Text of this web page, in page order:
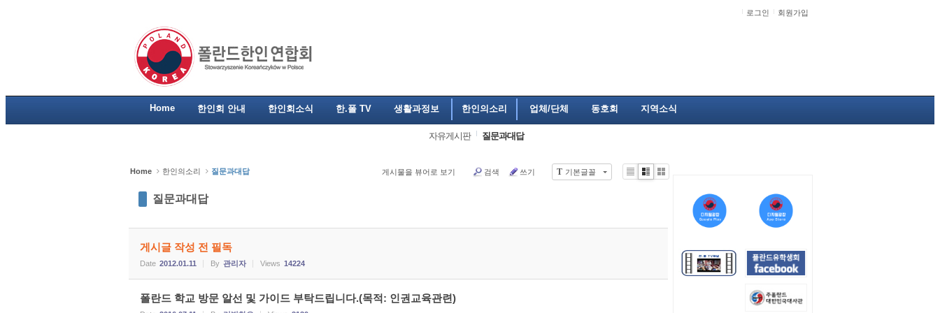
로그인 회원가입
Home 한인회 안내 한인회소식 한.폴 TV 생활과정보 한인의소리 업체/단체 동호회 지역소식
자유게시판 질문과대답
Home 한인의소리 질문과대답 T 기본글꼴
게시물을 뷰어로 보기 검색 쓰기
질문과대답
Li
Zi
G
게시글 작성 전 필독
Date 2012.01.11 By 관리자 Views 14224
폴란드 학교 방문 알선 및 가이드 부탁드립니다.(목적: 인권교육관련)